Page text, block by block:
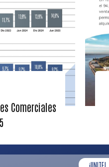
Comerciales